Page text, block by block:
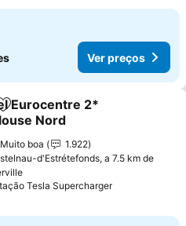
Ver preços
Adicionar aos favoritos
Eurocentre 2*
Nord
Muito boa
1.922
d'Estrétefonds, a 7.5 km de
Tesla Supercharger